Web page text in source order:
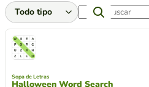
Sopa de Letras
Halloween Word Search